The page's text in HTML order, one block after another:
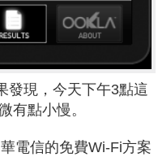
發現，今天下午3點這
有點小慢。
電信的免費Wi-Fi方案